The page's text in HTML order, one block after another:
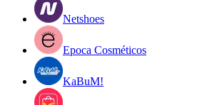
Netshoes
Epoca Cosméticos
KaBuM!